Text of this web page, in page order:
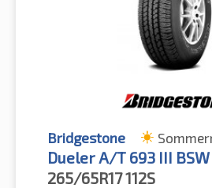
Bridgestone
Dueler A/T 693 III BSW
265/65R17112S